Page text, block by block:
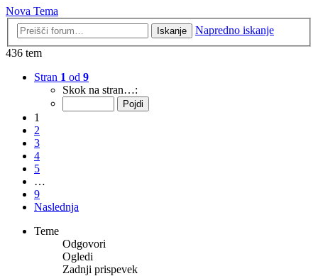
Nova Tema
Iskanje
Napredno iskanje
436 tem
Stran 1 od 9
Skok na stran…:
1
2
3
4
5
…
9
Naslednja
Teme
Odgovori
Ogledi
Zadnji prispevek